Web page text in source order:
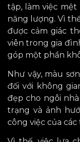
tập, làm việc mệt
năng lượng. Vì
được cảm giác
viên trong gia
góp một phần
Như vậy, màu
đối với không
đẹp cho ngôi
trạng và ảnh
công việc của